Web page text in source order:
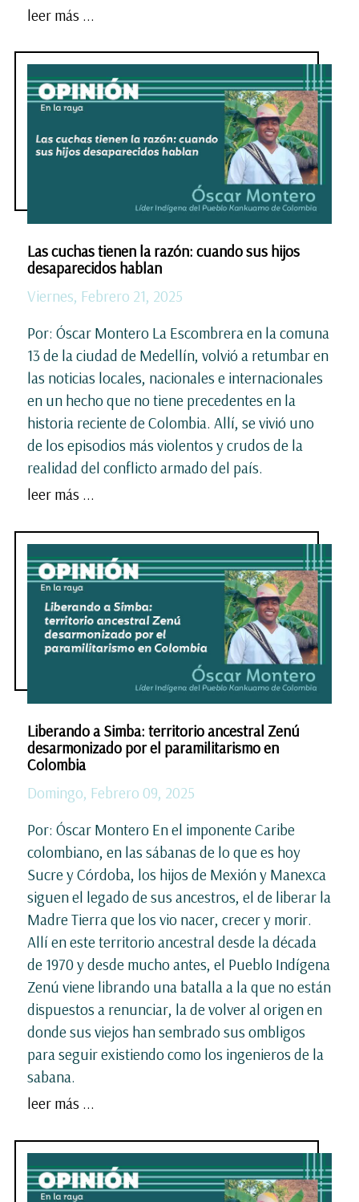
leer más ...
Las cuchas tienen la razón: cuando sus hijos
desaparecidos hablan
Viernes, Febrero 21, 2025
Por: Óscar Montero La Escombrera en la comuna
13 de la ciudad de Medellín, volvió a retumbar en
las noticias locales, nacionales e internacionales
en un hecho que no tiene precedentes en la
historia reciente de Colombia. Allí, se vivió uno
de los episodios más violentos y crudos de la
realidad del conflicto armado del país.
leer más ...
Liberando a Simba: territorio ancestral Zenú
desarmonizado por el paramilitarismo en
Colombia
Domingo, Febrero 09, 2025
Por: Óscar Montero En el imponente Caribe
colombiano, en las sábanas de lo que es hoy
Sucre y Córdoba, los hijos de Mexión y Manexca
siguen el legado de sus ancestros, el de liberar la
Madre Tierra que los vio nacer, crecer y morir.
Allí en este territorio ancestral desde la década
de 1970 y desde mucho antes, el Pueblo Indígena
Zenú viene librando una batalla a la que no están
dispuestos a renunciar, la de volver al origen en
donde sus viejos han sembrado sus ombligos
para seguir existiendo como los ingenieros de la
sabana.
leer más ...